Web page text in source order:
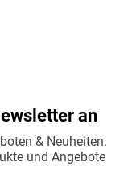
an
& Neuheiten.
und Angebote